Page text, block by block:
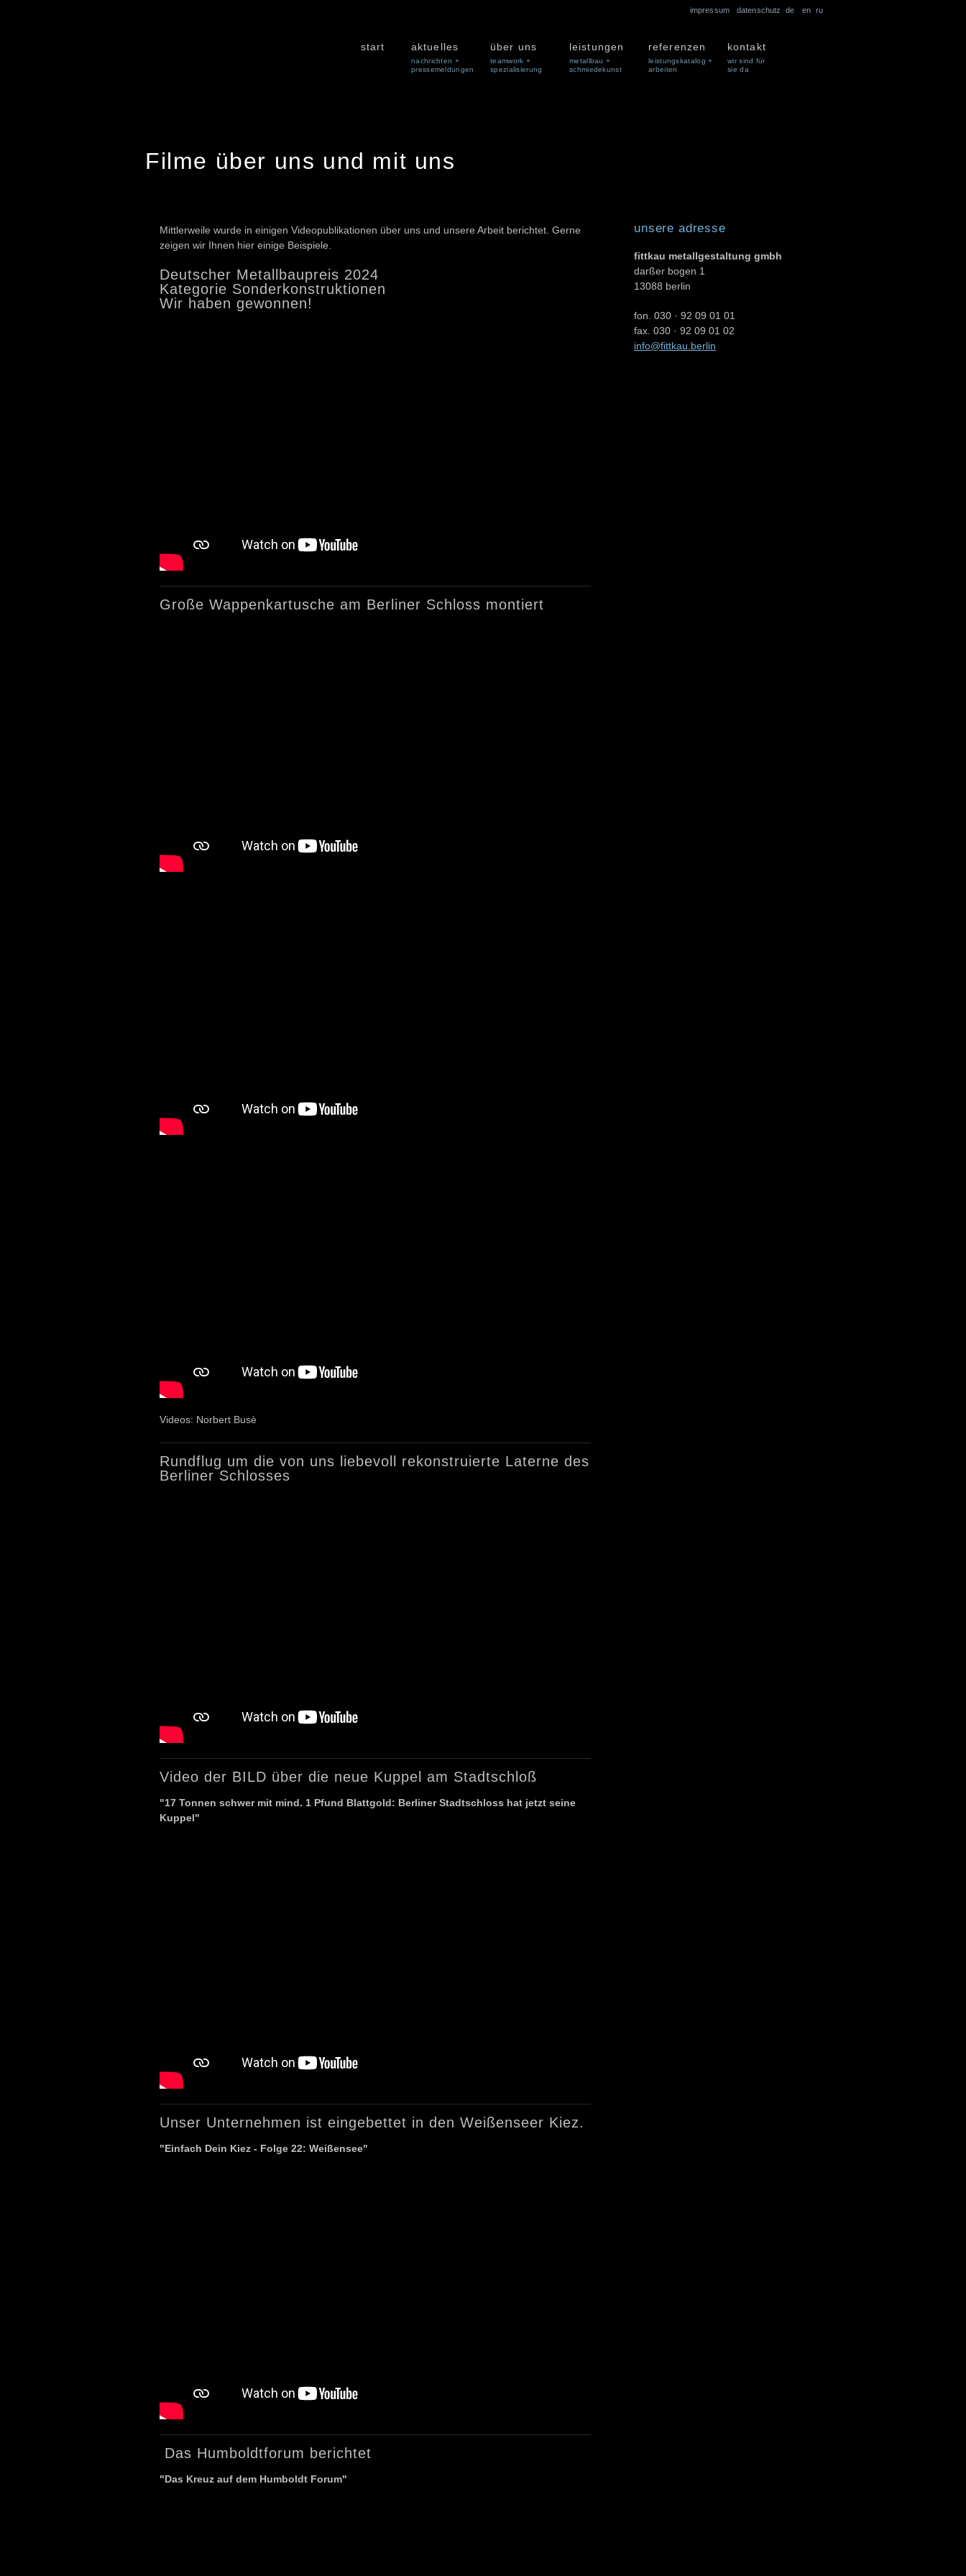
ru
de en
impressum datenschutz
start aktuelles
nachrichten +
pressemeldungen
über uns
teamwork +
spezialisierung
leistungen
metallbau +
schmiedekunst
referenzen
leistungskatalog +
arbeiten
kontakt
wir sind für
sie da
Filme über uns und mit uns
Mittlerweile wurde in einigen Videopublikationen über uns und unsere Arbeit berichtet. Gerne
zeigen wir Ihnen hier einige Beispiele.
Deutscher Metallbaupreis 2024
Kategorie Sonderkonstruktionen
Wir haben gewonnen!
Große Wappenkartusche am Berliner Schloss montiert
Videos: Norbert Busè
Rundflug um die von uns liebevoll rekonstruierte Laterne des
Berliner Schlosses
Video der BILD über die neue Kuppel am Stadtschloß
"17 Tonnen schwer mit mind. 1 Pfund Blattgold: Berliner Stadtschloss hat jetzt seine
Kuppel"
Unser Unternehmen ist eingebettet in den Weißenseer Kiez.
"Einfach Dein Kiez - Folge 22: Weißensee"
Das Humboldtforum berichtet
"Das Kreuz auf dem Humboldt Forum"
unsere adresse
fittkau metallgestaltung gmbh
darßer bogen 1
13088 berlin
fon. 030 · 92 09 01 01
fax. 030 · 92 09 01 02
info@fittkau.berlin